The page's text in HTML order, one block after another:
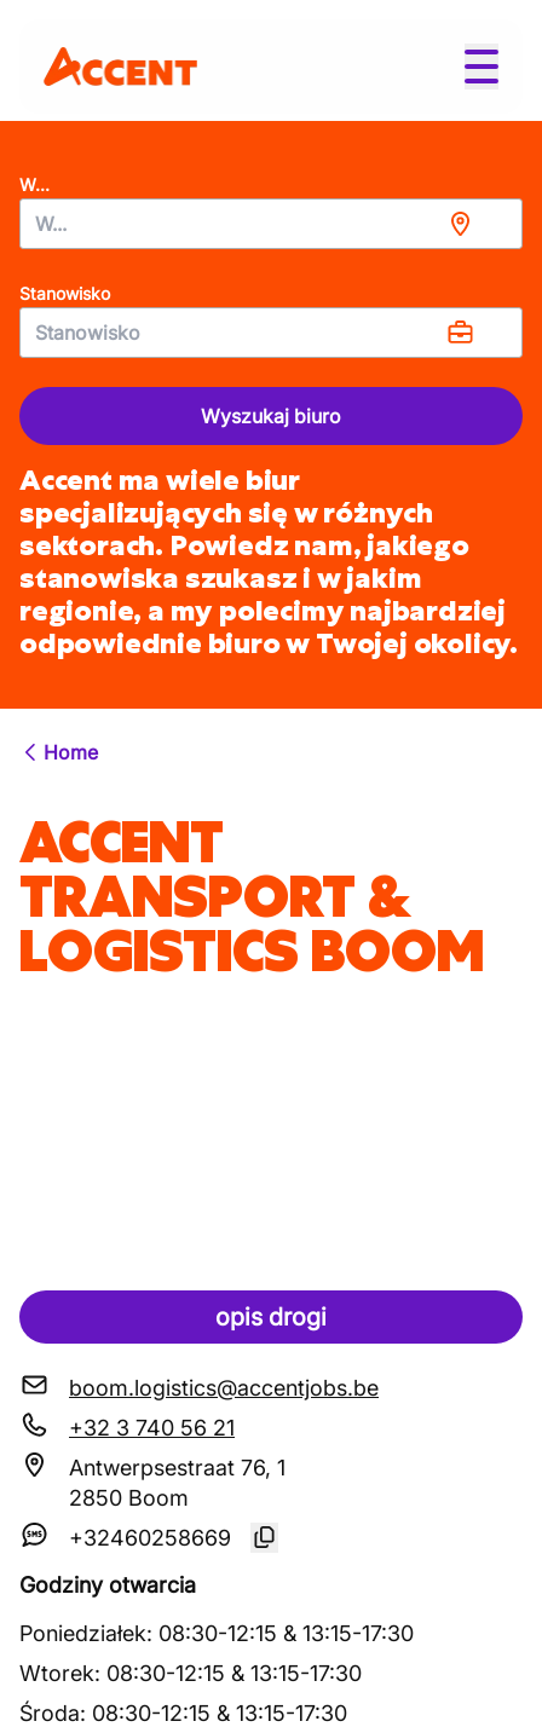
W...
Stanowisko
Wyszukaj biuro
Accent ma wiele biur
specjalizujących się w różnych
sektorach. Powiedz nam, jakiego
stanowiska szukasz i w jakim
regionie, a my polecimy najbardziej
odpowiednie biuro w Twojej okolicy.
Home
ACCENT
TRANSPORT &
LOGISTICS BOOM
opis drogi
boom.logistics@accentjobs.be
+32 3 740 56 21
Antwerpsestraat 76, 1
2850 Boom
+32460258669
Godziny otwarcia
Poniedziałek: 08:30-12:15 & 13:15-17:30
Wtorek: 08:30-12:15 & 13:15-17:30
Środa: 08:30-12:15 & 13:15-17:30